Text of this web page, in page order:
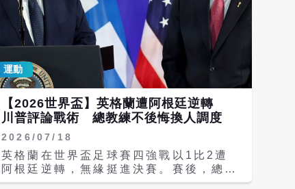
中，零星的肢體衝突與對峙固然可能發
生。然而，他們對西班牙榮耀時刻的漠視
與迴避，顯得格外令人反感，這無疑是對
這項全球最高規格體育賽事勝者的極大不
尊重。且當羅德里領取代表賽事最佳球員
的金球獎時，阿根廷球迷高呼梅西的名
字，將現場的聲音徹底淹沒。他們這樣的
做法，讓自己在全世界面前失去了格調。
Lets be honest here. Did any of
us really think before tournament
wed reach another World Cup
final this time? In all honesty, I
didnt. I thought this time wed just
Spain, @FIFAWorldCup 2026
winners! 👏🇪🇸
pic.twitter.com/YjMqpcndR0 FIFA
(@FIFAcom) July 19, 2026 西班牙
陣中新星亞馬爾以19歲6天之齡，幫助西
班牙奪冠，追平1962年巴西庫蒂尼奧
（Coutinho），並列世界盃史上第4年
輕的冠軍球員；另外他也是史上首位以不
到20歲的年紀，包攬世界盃、歐國盃兩
大賽冠軍的好手。 這場決賽另一看點是
梅西和亞馬爾之間的對決，那張象徵足壇
世代傳承的「洗澡經典照」，39歲的梅
西上週受訪被問及時坦言：「老實說，那
運動
【2026世界盃】英格蘭遭阿根廷逆轉
川普評論戰術 總教練不後悔換人調度
2026/07/18
英格蘭在世界盃足球賽四強戰以1比2遭
阿根廷逆轉，無緣挺進決賽。賽後，總教
練圖赫爾（Thomas Tuchel）的臨場調